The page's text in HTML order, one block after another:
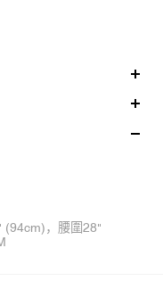
(94cm)，腰圍28"